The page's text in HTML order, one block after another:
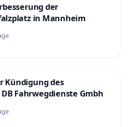
der
in Mannheim
Kündigung des
Fahrwegdienste Gmbh